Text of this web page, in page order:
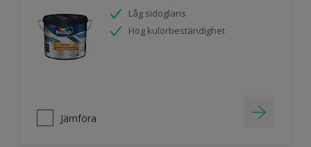
Låg sidoglans
Hög kulörbeständighet
Jämföra